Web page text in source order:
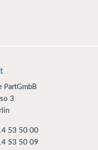
PartGmbB
3
53 50 00
53 50 09